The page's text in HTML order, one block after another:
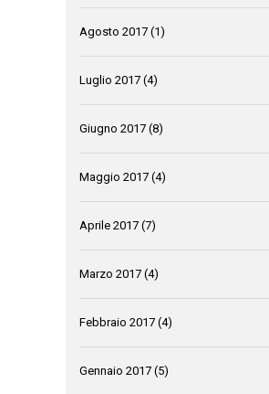
Agosto 2017 (1)
Luglio 2017 (4)
Giugno 2017 (8)
Maggio 2017 (4)
Aprile 2017 (7)
Marzo 2017 (4)
Febbraio 2017 (4)
Gennaio 2017 (5)